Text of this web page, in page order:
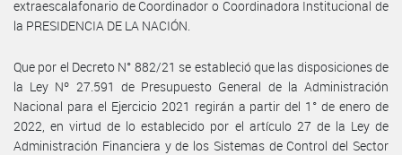
extraescalafonario de Coordinador o Coordinadora Institucional de
la PRESIDENCIA DE LA NACIÓN.
Que por el Decreto N° 882/21 se estableció que las disposiciones de
la Ley Nº 27.591 de Presupuesto General de la Administración
Nacional para el Ejercicio 2021 regirán a partir del 1° de enero de
2022, en virtud de lo establecido por el artículo 27 de la Ley de
Administración Financiera y de los Sistemas de Control del Sector